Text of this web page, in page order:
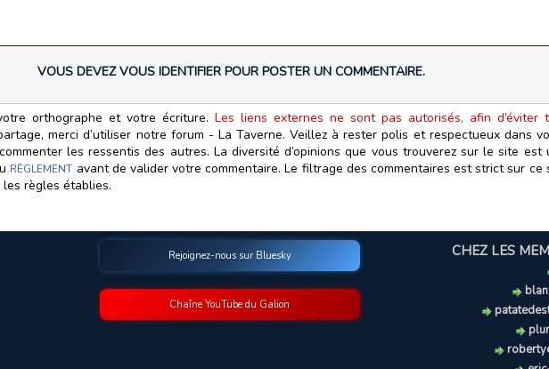
VOUS DEVEZ VOUS IDENTIFIER POUR POSTER UN COMMENTAIRE.
orthographe et votre écriture.Les liens externes ne sont pas autorisés, afin
merci d’utiliser notre forum - La Taverne. Veillez à rester polis et respectueux dans
les ressentis des autres. La diversité d’opinions que vous trouverez sur le site est
RÈGLEMENT avant de valider votre commentaire. Le filtrage des commentaires est strict sur
règles établies.
Rejoignez-nous sur Bluesky
Chaîne YouTube du Galion
CHEZ LES